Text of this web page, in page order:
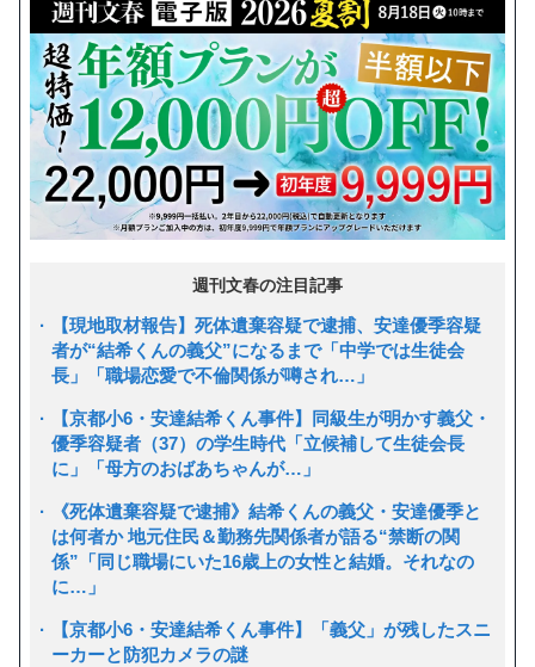
週刊文春の注目記事
【現地取材報告】死体遺棄容疑で逮捕、安達優季容疑
者が“結希くんの義父”になるまで「中学では生徒会
長」「職場恋愛で不倫関係が噂され…」
【京都小6・安達結希くん事件】同級生が明かす義父・
優季容疑者（37）の学生時代「立候補して生徒会長
に」「母方のおばあちゃんが…」
《死体遺棄容疑で逮捕》結希くんの義父・安達優季と
は何者か 地元住民＆勤務先関係者が語る“禁断の関
係”「同じ職場にいた16歳上の女性と結婚。それなの
に…」
【京都小6・安達結希くん事件】「義父」が残したスニ
ーカーと防犯カメラの謎